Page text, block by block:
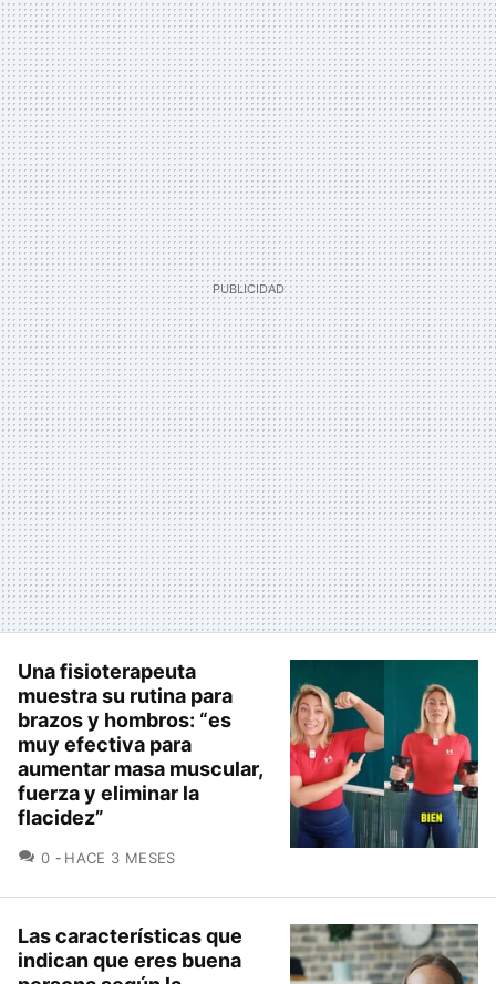
Una fisioterapeuta
muestra su rutina para
brazos y hombros: “es
muy efectiva para
aumentar masa muscular,
fuerza y eliminar la
flacidez”
0 COMENTARIOS
HACE 3 MESES
Las características que
indican que eres buena